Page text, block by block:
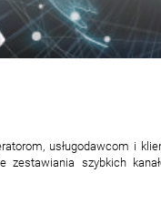
usługodawcom i
zestawiania szybkich